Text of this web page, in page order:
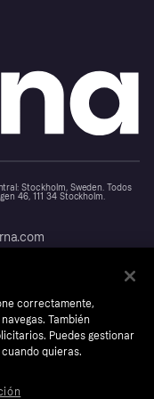
Stockholm, Sweden. Todos
46, 111 34 Stockholm.
correctamente,
También
Puedes gestionar
quieras.